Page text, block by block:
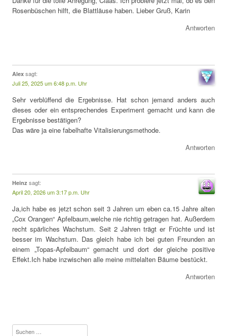
Rosenbüschen hilft, die Blattläuse haben. Lieber Gruß, Karin
Antworten
Alex sagt:
Juli 25, 2025 um 6:48 p.m. Uhr
Sehr verblüffend die Ergebnisse. Hat schon jemand anders auch
dieses oder ein entsprechendes Experiment gemacht und kann die
Ergebnisse bestätigen?
Das wäre ja eine fabelhafte Vitalisierungsmethode.
Antworten
Heinz sagt:
April 20, 2026 um 3:17 p.m. Uhr
Ja,ich habe es jetzt schon seit 3 Jahren um eben ca.15 Jahre alten
„Cox Orangen“ Apfelbaum,welche nie richtig getragen hat. Außerdem
recht spärliches Wachstum. Seit 2 Jahren trägt er Früchte und ist
besser im Wachstum. Das gleich habe ich bei guten Freunden an
einem „Topas-Apfelbaum“ gemacht und dort der gleiche positive
Effekt.Ich habe inzwischen alle meine mittelalten Bäume bestückt.
Antworten
Suchen